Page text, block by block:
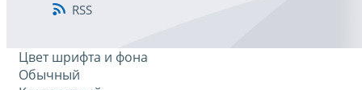
RSS
Цвет шрифта и фона
Обычный